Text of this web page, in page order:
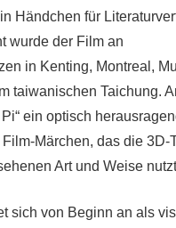
Händchen für
wurde der Film an
in Kenting, Montreal,
taiwanischen Taichung.
ein optisch
Märchen, das die 3D-
Art und Weise
sich von Beginn an als